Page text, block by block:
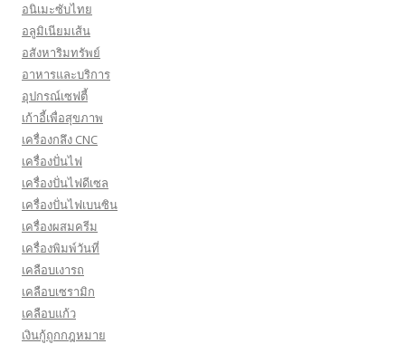
อนิเมะซับไทย
อลูมิเนียมเส้น
อสังหาริมทรัพย์
อาหารและบริการ
อุปกรณ์เซฟตี้
เก้าอี้เพื่อสุขภาพ
เครื่องกลึง CNC
เครื่องปั่นไฟ
เครื่องปั่นไฟดีเซล
เครื่องปั่นไฟเบนซิน
เครื่องผสมครีม
เครื่องพิมพ์วันที่
เคลือบเงารถ
เคลือบเซรามิก
เคลือบแก้ว
เงินกู้ถูกกฎหมาย